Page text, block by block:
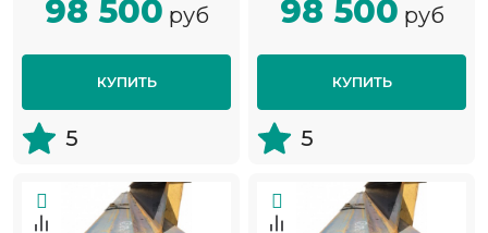
98 500 руб
КУПИТЬ
5
98 500 руб
КУПИТЬ
5